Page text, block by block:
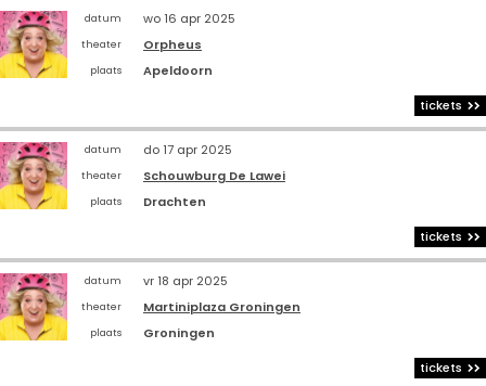
datum wo 16 apr 2025
theater Orpheus
plaats
Apeldoorn
tickets
datum do 17 apr 2025
theater Schouwburg De Lawei
plaats
Drachten
tickets
datum vr 18 apr 2025
theater Martiniplaza Groningen
plaats
Groningen
tickets